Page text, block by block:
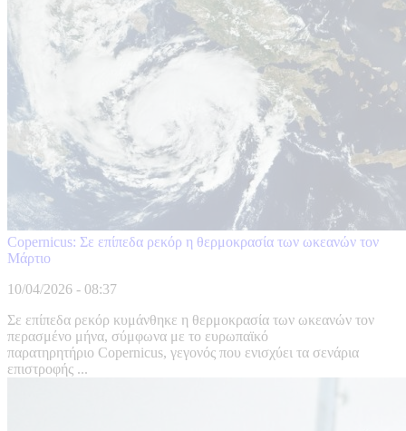
Copernicus: Σε επίπεδα ρεκόρ η θερμοκρασία των ωκεανών τον
Μάρτιο
10/04/2026 - 08:37
Σε επίπεδα ρεκόρ κυμάνθηκε η θερμοκρασία των ωκεανών τον
περασμένο μήνα, σύμφωνα με το ευρωπαϊκό
παρατηρητήριο Copernicus, γεγονός που ενισχύει τα σενάρια
επιστροφής ...